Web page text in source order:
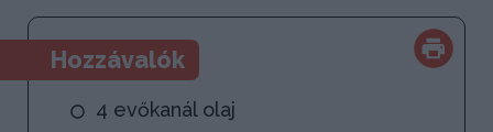
Hozzávalók
4 evőkanál olaj